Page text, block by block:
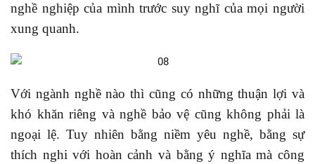
nghề nghiệp của mình trước suy nghĩ của mọi người
xung quanh.
Với ngành nghề nào thì cũng có những thuận lợi và
khó khăn riêng và nghề bảo vệ cũng không phải là
ngoại lệ. Tuy nhiên bằng niềm yêu nghề, bằng sự
thích nghi với hoàn cảnh và bằng ý nghĩa mà công